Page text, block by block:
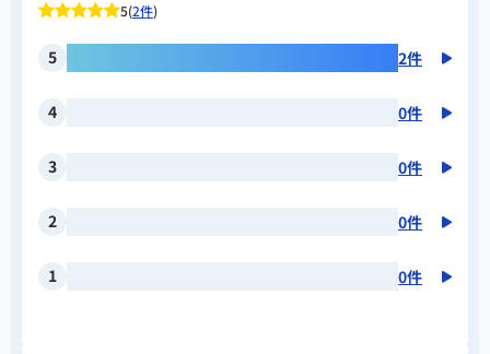
5(2件)
5 2件
4 0件
3 0件
2 0件
1 0件